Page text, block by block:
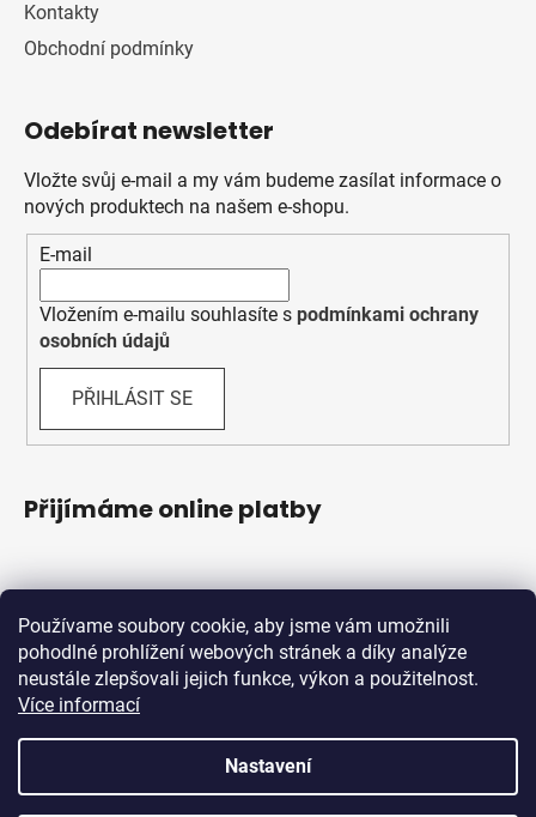
Používame soubory cookie, aby jsme vám umožnili
pohodlné prohlížení webových stránek a díky analýze
neustále zlepšovali jejich funkce, výkon a použitelnost.
Více informací
Nastavení
Kontakty
Obchodní podmínky
Odebírat newsletter
Vložte svůj e-mail a my vám budeme zasílat informace o
nových produktech na našem e-shopu.
E-mail
Vložením e-mailu souhlasíte s podmínkami ochrany
osobních údajů
PŘIHLÁSIT SE
Přijímáme online platby